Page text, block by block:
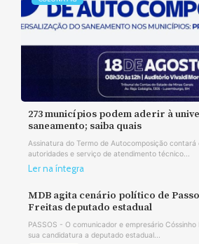
273 municípios podem aderir à
saneamento; saiba quais
Assinatura do Termo de Autocomposição contará
autoridades e serviço de atendimento técnico...
Ler na íntegra
MDB agita cenário político de
Freitas deputado estadual
PASSOS - O comunicador e empresário
sua candidatura a deputado estadual...